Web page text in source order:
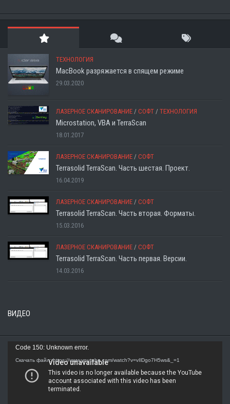
ТЕХНОЛОГИЯ
MacBook разряжается в спящем режиме
29.03.2020
ЛАЗЕРНОЕ СКАНИРОВАНИЕ / СОФТ / ТЕХНОЛОГИЯ
Microstation, VBA и TerraScan
18.01.2017
ЛАЗЕРНОЕ СКАНИРОВАНИЕ / СОФТ
Terrasolid TerraScan. Часть шестая. Проект.
16.04.2019
ЛАЗЕРНОЕ СКАНИРОВАНИЕ / СОФТ
Terrasolid TerraScan. Часть вторая. Форматы.
15.03.2016
ЛАЗЕРНОЕ СКАНИРОВАНИЕ / СОФТ
Terrasolid TerraScan. Часть первая. Версии.
14.03.2016
ВИДЕО
Видеоплеер
Code 150: Unknown error.
Скачать файл: https://www.youtube.com/watch?v=vIlDgo7H5ws&_=1